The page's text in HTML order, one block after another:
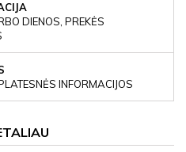
DIENOS, PREKĖS
INFORMACIJOS